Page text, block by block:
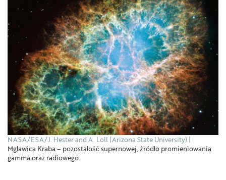
NASA/ESA/J. Hester and A. Loll (Arizona State University)
Mgławica Kraba – pozostałość supernowej, źródło promieniowania
gamma oraz radiowego.